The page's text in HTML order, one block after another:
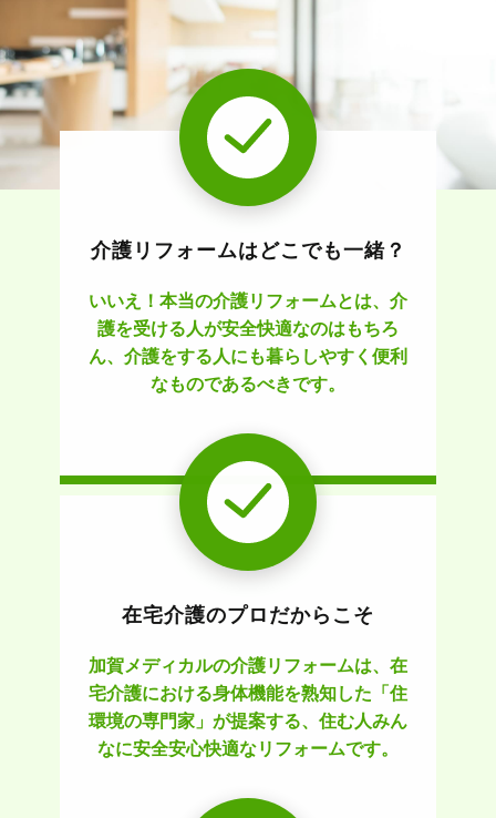
介護リフォームはどこでも一緒？
いいえ！本当の介護リフォームとは、介
護を受ける人が安全快適なのはもちろ
ん、介護をする人にも暮らしやすく便利
なものであるべきです。
在宅介護のプロだからこそ
加賀メディカルの介護リフォームは、在
宅介護における身体機能を熟知した「住
環境の専門家」が提案する、住む人みん
なに安全安心快適なリフォームです。